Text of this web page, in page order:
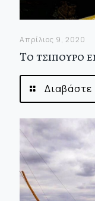
Απρίλιος 9, 2020
Το τσιπουρο